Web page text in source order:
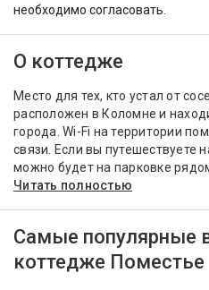
необходимо согласовать.
О коттедже
Место для тех, кто устал от
расположен в Коломне и
города. Wi-Fi на территории
связи. Если вы путешествуете
можно будет на парковке
Читать полностью
Самые популярные
коттедже Поместье